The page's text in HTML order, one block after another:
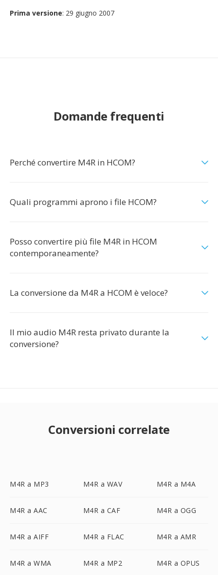
Prima versione: 29 giugno 2007
Domande frequenti
Perché convertire M4R in HCOM?
Quali programmi aprono i file HCOM?
Posso convertire più file M4R in HCOM
contemporaneamente?
La conversione da M4R a HCOM è veloce?
Il mio audio M4R resta privato durante la
conversione?
Conversioni correlate
M4R a MP3 M4R a WAV M4R a M4A
M4R a AAC M4R a CAF M4R a OGG
M4R a AIFF M4R a FLAC M4R a AMR
M4R a WMA M4R a MP2 M4R a OPUS